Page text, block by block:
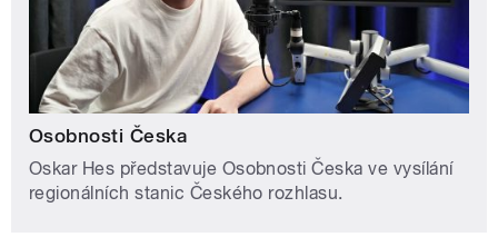
Osobnosti Česka
Oskar Hes představuje Osobnosti Česka ve vysílání
regionálních stanic Českého rozhlasu.